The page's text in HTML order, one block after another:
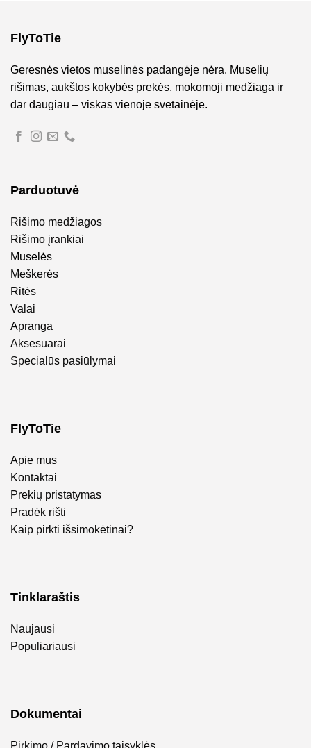
FlyToTie
Geresnės vietos muselinės padangėje nėra. Muselių
rišimas, aukštos kokybės prekės, mokomoji medžiaga ir
dar daugiau – viskas vienoje svetainėje.
Parduotuvė
Rišimo medžiagos
Rišimo įrankiai
Muselės
Meškerės
Ritės
Valai
Apranga
Aksesuarai
Specialūs pasiūlymai
FlyToTie
Apie mus
Kontaktai
Prekių pristatymas
Pradėk rišti
Kaip pirkti išsimokėtinai?
Tinklaraštis
Naujausi
Populiariausi
Dokumentai
Pirkimo / Pardavimo taisyklės